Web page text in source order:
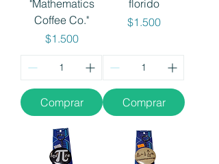
"Mathematics
Coffee Co."
Precio
$1.500
Comprar
florido
Precio
$1.500
Comprar